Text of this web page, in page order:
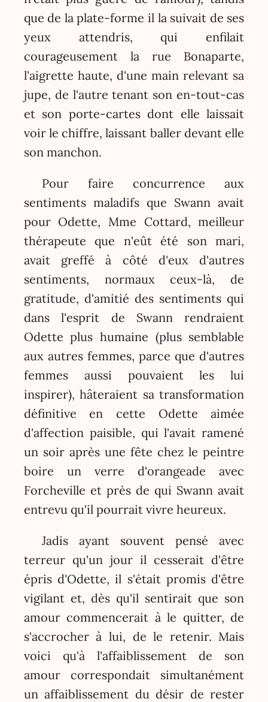
que de la plate-forme il la suivait de ses
yeux attendris, qui enfilait
courageusement la rue Bonaparte,
l'aigrette haute, d'une main relevant sa
jupe, de l'autre tenant son en-tout-cas
et son porte-cartes dont elle laissait
voir le chiffre, laissant baller devant elle
son manchon.
Pour faire concurrence aux
sentiments maladifs que Swann avait
pour Odette, Mme Cottard, meilleur
thérapeute que n'eût été son mari,
avait greffé à côté d'eux d'autres
sentiments, normaux ceux-là, de
gratitude, d'amitié des sentiments qui
dans l'esprit de Swann rendraient
Odette plus humaine (plus semblable
aux autres femmes, parce que d'autres
femmes aussi pouvaient les lui
inspirer), hâteraient sa transformation
définitive en cette Odette aimée
d'affection paisible, qui l'avait ramené
un soir après une fête chez le peintre
boire un verre d'orangeade avec
Forcheville et près de qui Swann avait
entrevu qu'il pourrait vivre heureux.
Jadis ayant souvent pensé avec
terreur qu'un jour il cesserait d'être
épris d'Odette, il s'était promis d'être
vigilant et, dès qu'il sentirait que son
amour commencerait à le quitter, de
s'accrocher à lui, de le retenir. Mais
voici qu'à l'affaiblissement de son
amour correspondait simultanément
un affaiblissement du désir de rester